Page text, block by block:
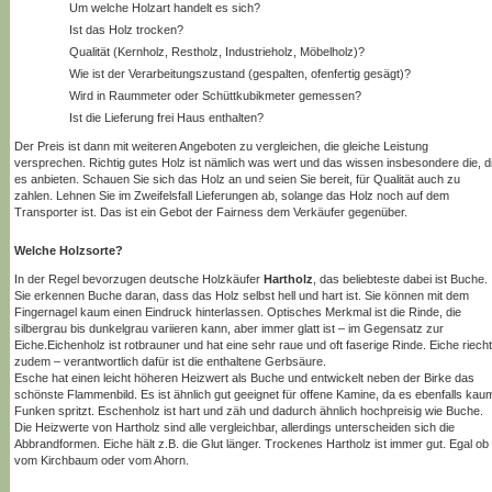
Um welche Holzart handelt es sich?
Ist das Holz trocken?
Qualität (Kernholz, Restholz, Industrieholz, Möbelholz)?
Wie ist der Verarbeitungszustand (gespalten, ofenfertig gesägt)?
Wird in Raummeter oder Schüttkubikmeter gemessen?
Ist die Lieferung frei Haus enthalten?
Der Preis ist dann mit weiteren Angeboten zu vergleichen, die gleiche Leistung
versprechen. Richtig gutes Holz ist nämlich was wert und das wissen insbesondere die,
es anbieten. Schauen Sie sich das Holz an und seien Sie bereit, für Qualität auch zu
zahlen. Lehnen Sie im Zweifelsfall Lieferungen ab, solange das Holz noch auf dem
Transporter ist. Das ist ein Gebot der Fairness dem Verkäufer gegenüber.
Welche Holzsorte?
In der Regel bevorzugen deutsche Holzkäufer Hartholz , das beliebteste dabei ist Buche.
Sie erkennen Buche daran, dass das Holz selbst hell und hart ist. Sie können mit dem
Fingernagel kaum einen Eindruck hinterlassen. Optisches Merkmal ist die Rinde, die
silbergrau bis dunkelgrau variieren kann, aber immer glatt ist – im Gegensatz zur
Eiche.Eichenholz ist rotbrauner und hat eine sehr raue und oft faserige Rinde. Eiche riecht
zudem – verantwortlich dafür ist die enthaltene Gerbsäure.
Esche hat einen leicht höheren Heizwert als Buche und entwickelt neben der Birke das
schönste Flammenbild. Es ist ähnlich gut geeignet für offene Kamine, da es ebenfalls
Funken spritzt. Eschenholz ist hart und zäh und dadurch ähnlich hochpreisig wie Buche.
Die Heizwerte von Hartholz sind alle vergleichbar, allerdings unterscheiden sich die
Abbrandformen. Eiche hält z.B. die Glut länger. Trockenes Hartholz ist immer gut. Egal ob
vom Kirchbaum oder vom Ahorn.